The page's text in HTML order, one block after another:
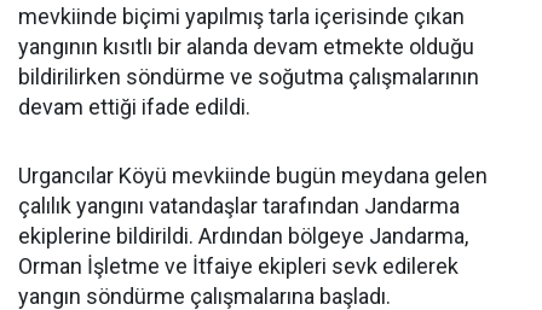
mevkiinde biçimi yapılmış tarla içerisinde çıkan
yangının kısıtlı bir alanda devam etmekte olduğu
bildirilirken söndürme ve soğutma çalışmalarının
devam ettiği ifade edildi.
Urgancılar Köyü mevkiinde bugün meydana gelen
çalılık yangını vatandaşlar tarafından Jandarma
ekiplerine bildirildi. Ardından bölgeye Jandarma,
Orman İşletme ve İtfaiye ekipleri sevk edilerek
yangın söndürme çalışmalarına başladı.